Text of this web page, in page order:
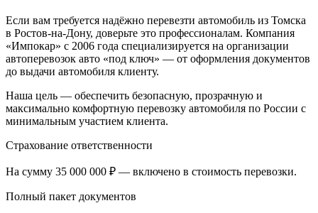
Если вам требуется надёжно перевезти автомобиль из Томска
в Ростов-на-Дону, доверьте это профессионалам. Компания
«Импокар» с 2006 года специализируется на организации
автоперевозок авто «под ключ» — от оформления документов
до выдачи автомобиля клиенту.
Наша цель — обеспечить безопасную, прозрачную и
максимально комфортную перевозку автомобиля по России с
минимальным участием клиента.
Страхование ответственности
На сумму 35 000 000 ₽ — включено в стоимость перевозки.
Полный пакет документов